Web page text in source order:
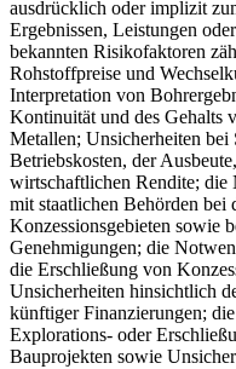
ausdrücklich oder implizit
Ergebnissen, Leistungen
bekannten Risikofaktoren
Rohstoffpreise und
Interpretation von
Kontinuität und des Gehalts
Metallen; Unsicherheiten bei
Betriebskosten, der
wirtschaftlichen Rendite; die
mit staatlichen Behörden
Konzessionsgebieten sowie
Genehmigungen; die
die Erschließung von
Unsicherheiten hinsichtlich
künftiger Finanzierungen;
Explorations- oder
Bauprojekten sowie